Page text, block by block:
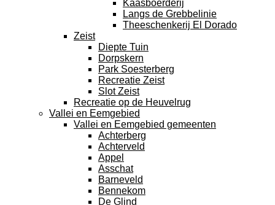
Kaasboerderij
Langs de Grebbelinie
Theeschenkerij El Dorado
Zeist
Diepte Tuin
Dorpskern
Park Soesterberg
Recreatie Zeist
Slot Zeist
Recreatie op de Heuvelrug
Vallei en Eemgebied
Vallei en Eemgebied gemeenten
Achterberg
Achterveld
Appel
Asschat
Barneveld
Bennekom
De Glind